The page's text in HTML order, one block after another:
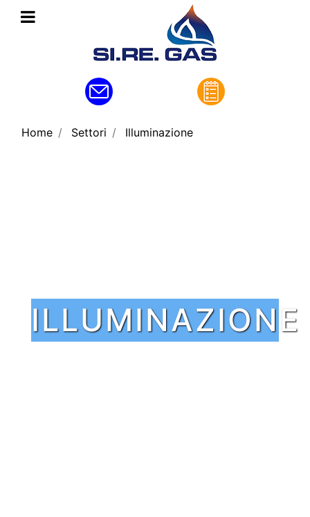
Open menu
Home Settori Illuminazione
ILLUMINAZIONE